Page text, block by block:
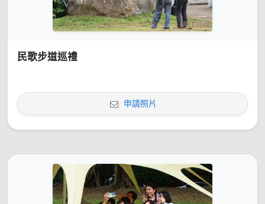
民歌步道巡禮
申請照片